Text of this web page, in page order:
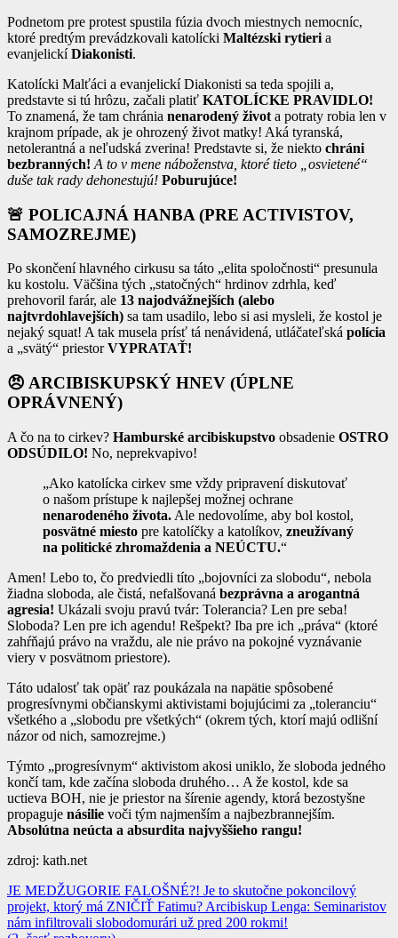
Podnetom pre protest spustila fúzia dvoch miestnych nemocníc,
ktoré predtým prevádzkovali katolícki Maltézski rytieri a
evanjelickíDiakonisti.
Katolícki Malťáci a evanjelickí Diakonisti sa teda spojili a,
predstavte si tú hrôzu, začali platiť KATOLÍCKE PRAVIDLO!
To znamená, že tam chránia nenarodený život a potraty robia len v
krajnom prípade, ak je ohrozený život matky! Aká tyranská,
netolerantná a neľudská zverina! Predstavte si, že niekto chráni
bezbranných! A to v mene náboženstva, ktoré tieto „osvietené“
duše tak rady dehonestujú! Poburujúce!
🚨 POLICAJNÁ HANBA (PRE ACTIVISTOV,
SAMOZREJME)
Po skončení hlavného cirkusu sa táto „elita spoločnosti“ presunula
ku kostolu. Väčšina tých „statočných“ hrdinov zdrhla, keď
prehovoril farár, ale 13 najodvážnejších (alebo
najtvrdohlavejších) sa tam usadilo, lebo si asi mysleli, že kostol je
nejaký squat! A tak musela prísť tá nenávidená, utláčateľská polícia
a „svätý“ priestorVYPRATAŤ!
😠 ARCIBISKUPSKÝ HNEV (ÚPLNE
OPRÁVNENÝ)
A čo na to cirkev? Hamburské arcibiskupstvo obsadenie OSTRO
ODSÚDILO! No, neprekvapivo!
„Ako katolícka cirkev sme vždy pripravení diskutovať
o našom prístupe k najlepšej možnej ochrane
nenarodeného života. Ale nedovolíme, aby bol kostol,
posvätné miesto pre katolíčky a katolíkov, zneužívaný
na politické zhromaždenia a NEÚCTU.“
Amen! Lebo to, čo predviedli títo „bojovníci za slobodu“, nebola
žiadna sloboda, ale čistá, nefalšovaná bezprávna a arogantná
agresia! Ukázali svoju pravú tvár: Tolerancia? Len pre seba!
Sloboda? Len pre ich agendu! Rešpekt? Iba pre ich „práva“ (ktoré
zahŕňajú právo na vraždu, ale nie právo na pokojné vyznávanie
viery v posvätnom priestore).
Táto udalosť tak opäť raz poukázala na napätie spôsobené
progresívnymi občianskymi aktivistami bojujúcimi za „toleranciu“
všetkého a „slobodu pre všetkých“ (okrem tých, ktorí majú odlišní
názor od nich, samozrejme.)
Týmto „progresívnym“ aktivistom akosi uniklo, že sloboda jedného
končí tam, kde začína sloboda druhého… A že kostol, kde sa
uctieva BOH, nie je priestor na šírenie agendy, ktorá bezostyšne
propaguje násilie voči tým najmenším a najbezbrannejším.
Absolútna neúcta a absurdita najvyššieho rangu!
zdroj: kath.net
Navigácia
v
JE MEDŽUGORIE FALOŠNÉ?! Je to skutočne pokoncilový
projekt, ktorý má ZNIČIŤ Fatimu? Arcibiskup Lenga: Seminaristov
nám infiltrovali slobodomurári už pred 200 rokmi!